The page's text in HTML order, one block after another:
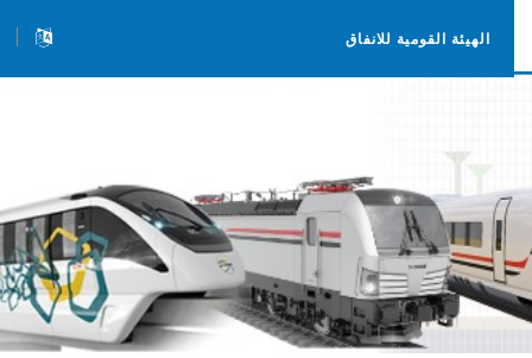
الهيئة القومية للانفاق